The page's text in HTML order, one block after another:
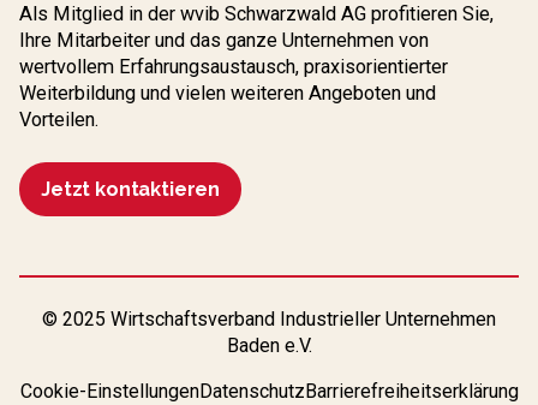
Als Mitglied in der wvib Schwarzwald AG profitieren Sie,
Ihre Mitarbeiter und das ganze Unternehmen von
wertvollem Erfahrungs­austausch, praxisorientierter
Weiterbildung und vielen weiteren Angeboten und
Vorteilen.
Jetzt kontaktieren
© 2025 Wirtschaftsverband Industrieller Unternehmen
Baden e.V.
Cookie-EinstellungenDatenschutz Barrierefreiheitserklärung